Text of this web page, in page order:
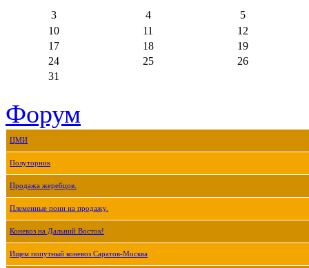
3 4
5
10
11
12
17
18
19
24
25
26
31
Форум
ЦМИ
Полуторник
Продажа жеребцов.
Племенные пони на продажу.
Коневоз на Дальний Восток!
Ищем попутный коневоз Саратов-Москва